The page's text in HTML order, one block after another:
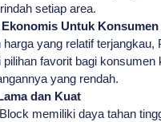
setiap area.
Untuk Konsumen
harga yang relatif terjangkau,
pilihan favorit bagi konsumen
yang rendah.
dan Kuat
memiliki daya tahan